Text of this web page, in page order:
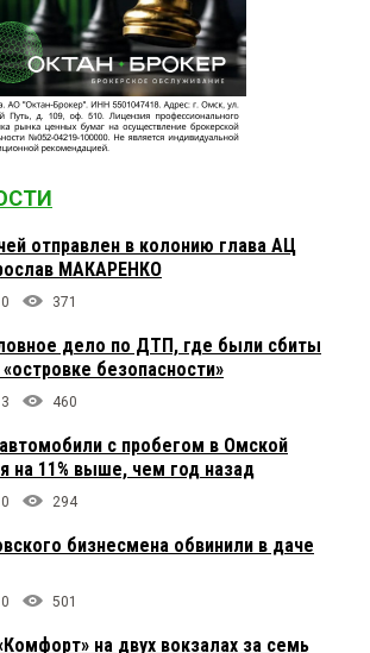
отправлен в колонию глава АЦ
МАКАРЕНКО
0 371
дело по ДТП, где были сбиты
безопасности»
3 460
с пробегом в Омской
на 11% выше, чем год назад
0 294
бизнесмена обвинили в даче
0 501
на двух вокзалах за семь